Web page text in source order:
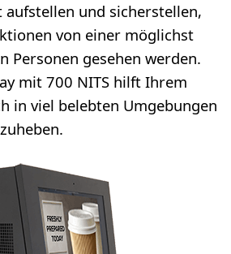
aufstellen und sicherstellen,
von einer möglichst
Personen gesehen werden.
mit 700 NITS hilft Ihrem
in viel belebten Umgebungen